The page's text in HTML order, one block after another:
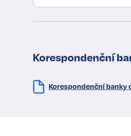
Korespondenční
Korespondenční banky